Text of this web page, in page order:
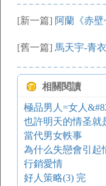
[新一篇] 阿蘭《赤壁
[舊一篇] 馬天宇-青
相關閱讀
極品男人=女人
也許明天的情圣就
當代男女軼事
為什么失戀會引起
行銷愛情
好人策略(3) 完